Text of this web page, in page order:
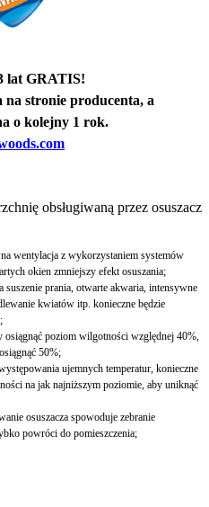
lat GRATIS!
na stronie producenta, a
o kolejny 1 rok.
obsługiwaną przez osuszacz
wentylacja z wykorzystaniem systemów
okien zmniejszy efekt osuszania;
suszenie prania, otwarte akwaria, intensywne
kwiatów itp. konieczne będzie
osiągnąć poziom wilgotności względnej 40%,
50%;
ujemnych temperatur, konieczne
na jak najniższym poziomie, aby uniknąć
osuszacza spowoduje zebranie
powróci do pomieszczenia;